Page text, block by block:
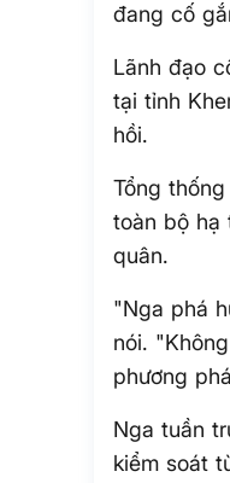
đang cố
Lãnh đạo
tại tỉnh
hồi.
Tổng
toàn bộ hạ
quân.
"Nga phá
nói.
phương
Nga tuần
kiểm soát